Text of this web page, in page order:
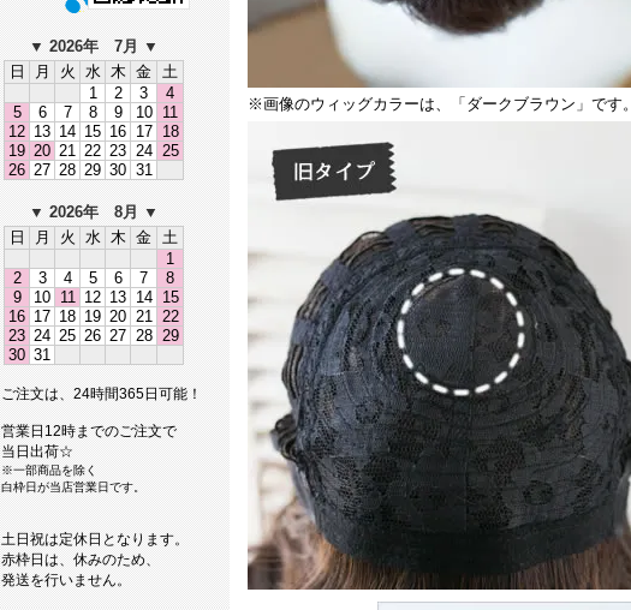
※画像のウィッグカラーは、「ダークブラウン」です。
▼ 2026年 7月 ▼
日
月 火 水 木 金 土
1
2 3
4
5
6 7 8 9 10
11
12 13 14 15 16 17
18
19 20 21 22 23 24 25
26 27 28 29 30 31
▼ 2026年 8月 ▼
日
月 火 水 木 金 土
1
2
3 4 5 6 7
8
9
10 11 12 13 14
15
16 17 18 19 20 21 22
23 24 25 26 27 28 29
30 31
ご注文は、24時間365日可能！
営業日12時までのご注文で
当日出荷☆
※一部商品を除く
白枠日が当店営業日です。
土日祝は定休日となります。
赤枠日は、休みのため、
発送を行いません。